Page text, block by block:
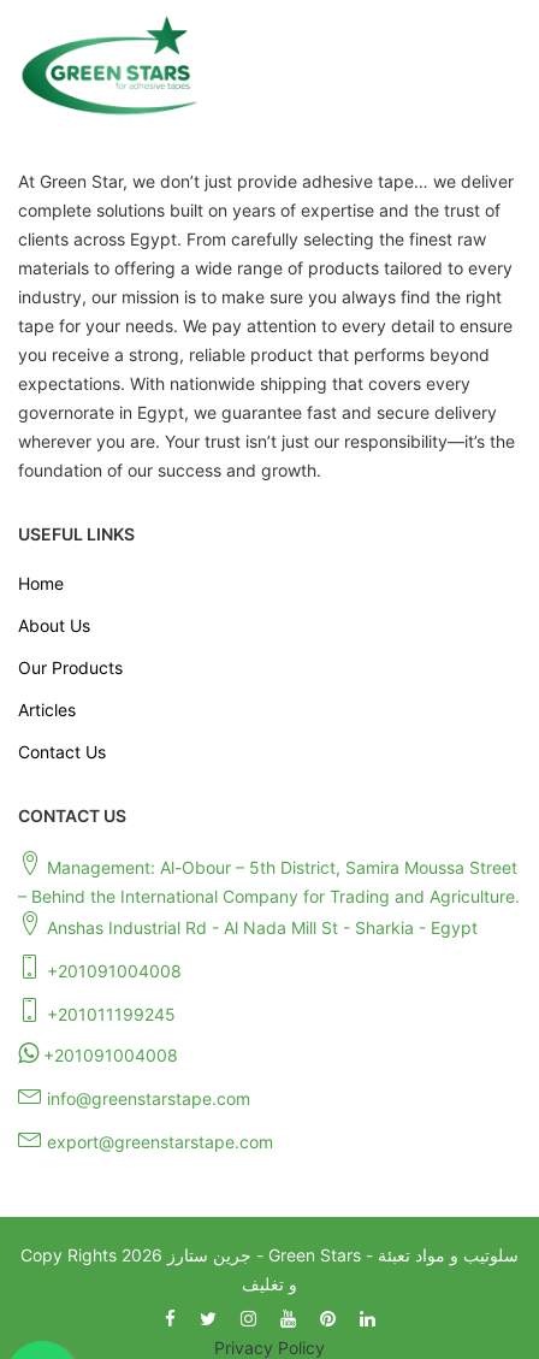
At Green Star, we don’t just provide adhesive tape… we deliver
complete solutions built on years of expertise and the trust of
clients across Egypt. From carefully selecting the finest raw
materials to offering a wide range of products tailored to every
industry, our mission is to make sure you always find the right
tape for your needs. We pay attention to every detail to ensure
you receive a strong, reliable product that performs beyond
expectations. With nationwide shipping that covers every
governorate in Egypt, we guarantee fast and secure delivery
wherever you are. Your trust isn’t just our responsibility—it’s the
foundation of our success and growth.
USEFUL LINKS
Home
About Us
Our Products
Articles
Contact Us
CONTACT US
Management: Al-Obour – 5th District, Samira Moussa Street
– Behind the International Company for Trading and Agriculture.
Anshas Industrial Rd - Al Nada Mill St - Sharkia - Egypt
+201091004008
+201011199245
+201091004008
info@greenstarstape.com
export@greenstarstape.com
Copy Rights 2026
و تغليف
Privacy Policy